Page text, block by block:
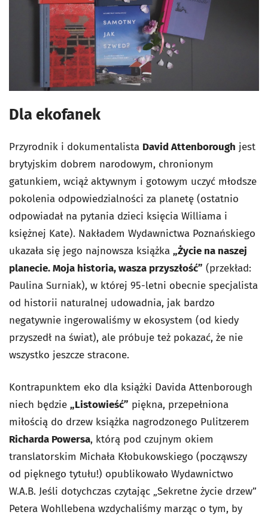
Dla ekofanek
Przyrodnik i dokumentalista David Attenborough jest
brytyjskim dobrem narodowym, chronionym
gatunkiem, wciąż aktywnym i gotowym uczyć młodsze
pokolenia odpowiedzialności za planetę (ostatnio
odpowiadał na pytania dzieci księcia Williama i
księżnej Kate). Nakładem Wydawnictwa Poznańskiego
ukazała się jego najnowsza książka „Życie na naszej
planecie. Moja historia, wasza przyszłość” (przekład:
Paulina Surniak), w której 95-letni obecnie specjalista
od historii naturalnej udowadnia, jak bardzo
negatywnie ingerowaliśmy w ekosystem (od kiedy
przyszedł na świat), ale próbuje też pokazać, że nie
wszystko jeszcze stracone.
Kontrapunktem eko dla książki Davida Attenborough
niech będzie „Listowieść” piękna, przepełniona
miłością do drzew książka nagrodzonego Pulitzerem
Richarda Powersa, którą pod czujnym okiem
translatorskim Michała Kłobukowskiego (począwszy
od pięknego tytułu!) opublikowało Wydawnictwo
W.A.B. Jeśli dotychczas czytając „Sekretne życie drzew”
Petera Wohllebena wzdychaliśmy marząc o tym, by